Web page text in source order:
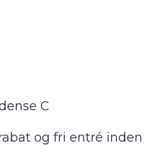
C
og fri entré inden